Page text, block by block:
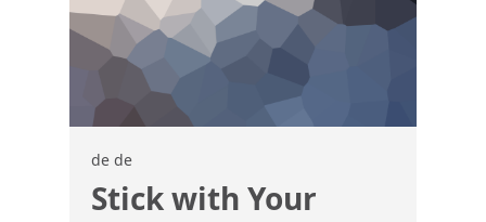
de de
Stick with Your